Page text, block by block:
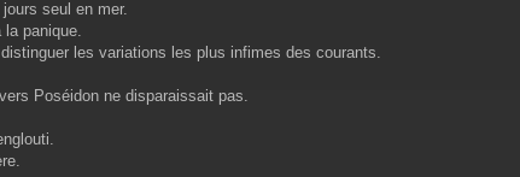
seul en mer.
panique.
les variations les plus infimes des courants.
Poséidon ne disparaissait pas.